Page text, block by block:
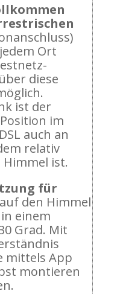
Ort
diese
ist der
im
auch an
relativ
ist.
für
den Himmel
einem
Grad. Mit
mittels App
montieren